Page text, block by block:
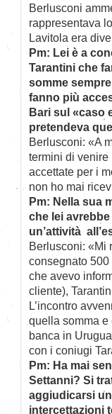
Berlusconi
rappresentava
Lavitola era
Pm: Lei è a
Tarantini che
somme
fanno più
Bari sul «caso
pretendeva
Berlusconi: «A
termini di
accettate per i
non ho mai
Pm: Nella sua
che lei
un’attività
Berlusconi: «Mi
consegnato
che avevo
cliente),
L’incontro
quella somma e
banca in
con i coniugi
Pm: Ha mai
Settanni? Si
aggiudicarsi
intercettazioni